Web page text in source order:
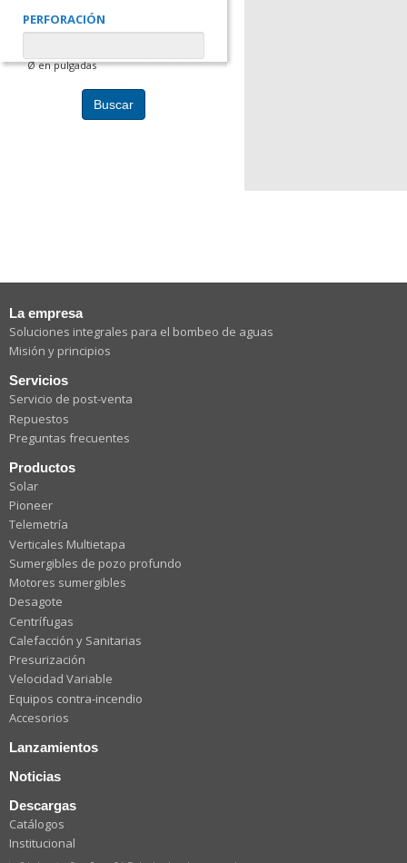
PERFORACIÓN
Ø en pulgadas
Buscar
La empresa
Soluciones integrales para el bombeo de aguas
Misión y principios
Servicios
Servicio de post-venta
Repuestos
Preguntas frecuentes
Productos
Solar
Pioneer
Telemetría
Verticales Multietapa
Sumergibles de pozo profundo
Motores sumergibles
Desagote
Centrífugas
Calefacción y Sanitarias
Presurización
Velocidad Variable
Equipos contra-incendio
Accesorios
Lanzamientos
Noticias
Descargas
Catálogos
Institucional